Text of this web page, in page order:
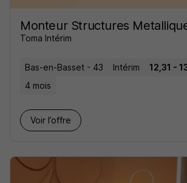
Monteur Structures
Toma Intérim
Bas-en-Basset - 43 Intérim
12,31 -
4 mois
Voir l’offre